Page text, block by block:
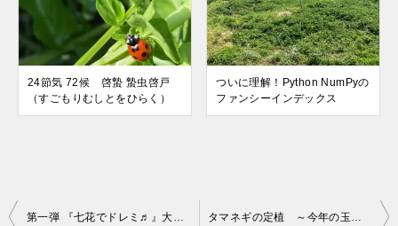
24節気 72候 啓蟄 蟄虫啓戸
（すごもりむしとをひらく）
ついに理解！Python NumPyの
ファンシーインデックス
投
第一弾 『七花でドレミ♬』大成功 タマネギの定植 ～今年の玉ねぎ苗はハナマルの出来！～